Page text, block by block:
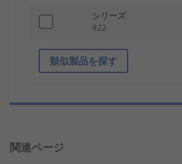
シリーズ
922
類似製品を探す
関連ページ